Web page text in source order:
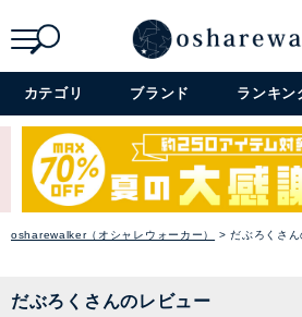
カテゴリ ブランド ランキン
パンツ
ワンピース
テムをラインナップ。
閉じる
osharewalker（オシャレウォーカー） だぶろくさん
だぶろくさんのレビュー